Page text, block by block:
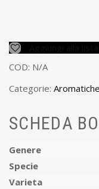
COD: N/A
Categorie: Aromatiche
SCHEDA
Genere
Specie
Varieta